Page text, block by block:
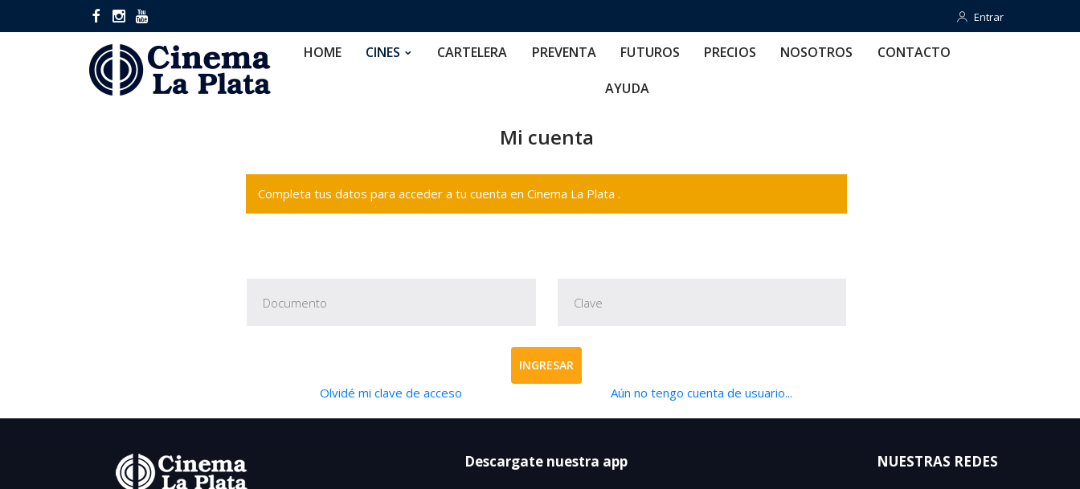
Entrar
Entrar
HOME CINES CARTELERA PREVENTA FUTUROS PRECIOS NOSOTROS CONTACTO
AYUDA
Mi cuenta
Completa tus datos para acceder a tu cuenta en Cinema La Plata .
INGRESAR
Olvidé mi clave de acceso Aún no tengo cuenta de usuario...
Descargate nuestra app NUESTRAS REDES